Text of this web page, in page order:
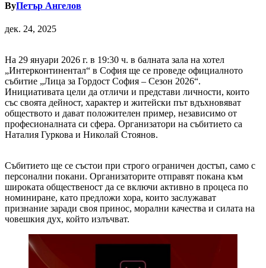
ByПетър Ангелов
дек. 24, 2025
На 29 януари 2026 г. в 19:30 ч. в балната зала на хотел
„Интерконтинентал“ в София ще се проведе официалното
събитие „Лица за Гордост София – Сезон 2026“.
Инициативата цели да отличи и представи личности, които
със своята дейност, характер и житейски път вдъхновяват
обществото и дават положителен пример, независимо от
професионалната си сфера. Организатори на събитието са
Наталия Гуркова и Николай Стоянов.
Събитието ще се състои при строго ограничен достъп, само с
персонални покани. Организаторите отправят покана към
широката общественост да се включи активно в процеса по
номиниране, като предложи хора, които заслужават
признание заради своя принос, морални качества и силата на
човешкия дух, който излъчват.